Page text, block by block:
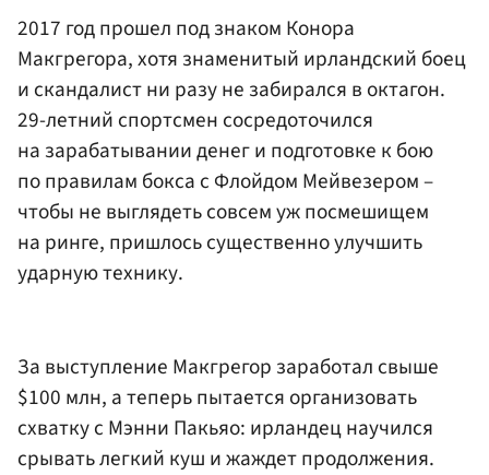
2017 год прошел под знаком Конора
Макгрегора, хотя знаменитый ирландский боец
и скандалист ни разу не забирался в октагон.
29-летний спортсмен сосредоточился
на зарабатывании денег и подготовке к бою
по правилам бокса с Флойдом Мейвезером –
чтобы не выглядеть совсем уж посмешищем
на ринге, пришлось существенно улучшить
ударную технику.
За выступление Макгрегор заработал свыше
$100 млн, а теперь пытается организовать
схватку с Мэнни Пакьяо: ирландец научился
срывать легкий куш и жаждет продолжения.